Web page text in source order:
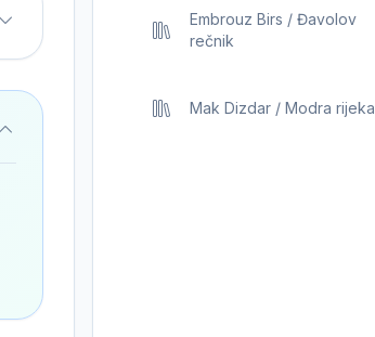
Embrouz Birs / Đavolov
rečnik
Mak Dizdar / Modra rijeka